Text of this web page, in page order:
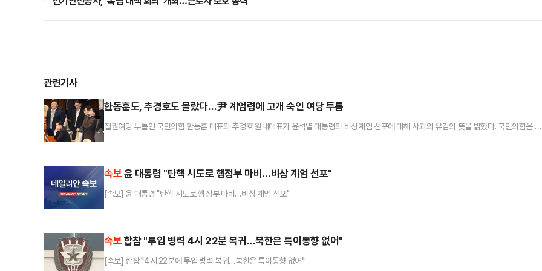
관련기사
한동훈도, 추경호도 몰랐다…尹 계엄령에 고개 숙인 여당 투톱
집권여당 투톱인 국민의힘 한동훈 대표와 추경호 원내대표가 윤석열 대통령의 비상계엄 선포에 대해 사과와 유감의 뜻을 밝혔다. 국민의힘은 대
"집권여당으로서 이런 사태가 발생해 대단히 유감스럽게 생각한다"며 "이번 국회 계엄해제 의결로 이번 (비상계엄은) 실질적인 효과를 상실했
속보윤 대통령 "탄핵 시도로 행정부 마비…비상 계엄 선포"
[속보] 윤 대통령 "탄핵 시도로 행정부 마비…비상 계엄 선포"
속보합참 "투입 병력 4시 22분 복귀…북한은 특이동향 없어"
[속보] 합참 "4시 22분에 투입 병력 복귀…북한은 특이동향 없어"